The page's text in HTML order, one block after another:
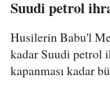
Suudi petrol
Husilerin Babu'l
kadar Suudi petrol
kapanması kadar